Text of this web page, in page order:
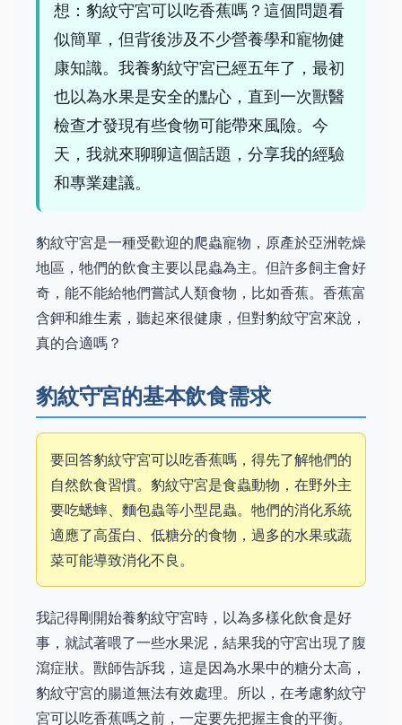
想：豹紋守宮可以吃香蕉嗎？這個問題看
似簡單，但背後涉及不少營養學和寵物健
康知識。我養豹紋守宮已經五年了，最初
也以為水果是安全的點心，直到一次獸醫
檢查才發現有些食物可能帶來風險。今
天，我就來聊聊這個話題，分享我的經驗
和專業建議。
豹紋守宮是一種受歡迎的爬蟲寵物，原產於亞洲乾燥
地區，牠們的飲食主要以昆蟲為主。但許多飼主會好
奇，能不能給牠們嘗試人類食物，比如香蕉。香蕉富
含鉀和維生素，聽起來很健康，但對豹紋守宮來說，
真的合適嗎？
豹紋守宮的基本飲食需求
要回答豹紋守宮可以吃香蕉嗎，得先了解牠們的
自然飲食習慣。豹紋守宮是食蟲動物，在野外主
要吃蟋蟀、麵包蟲等小型昆蟲。牠們的消化系統
適應了高蛋白、低糖分的食物，過多的水果或蔬
菜可能導致消化不良。
我記得剛開始養豹紋守宮時，以為多樣化飲食是好
事，就試著喂了一些水果泥，結果我的守宮出現了腹
瀉症狀。獸師告訴我，這是因為水果中的糖分太高，
豹紋守宮的腸道無法有效處理。所以，在考慮豹紋守
宮可以吃香蕉嗎之前，一定要先把握主食的平衡。